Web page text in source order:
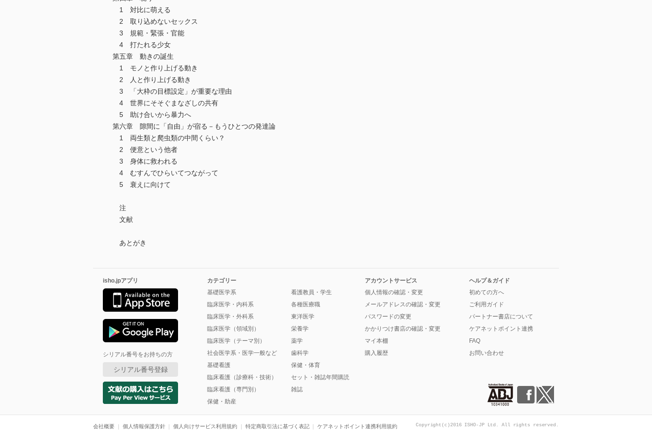
1 対比に萌える
2 取り込めないセックス
3 規範・緊張・官能
4 打たれる少女
第五章 動きの誕生
1 モノと作り上げる動き
2 人と作り上げる動き
3 「大枠の目標設定」が重要な理由
4 世界にそそぐまなざしの共有
5 助け合いから暴力へ
第六章 隙間に「自由」が宿る－もうひとつの発達論
1 両生類と爬虫類の中間くらい？
2 便意という他者
3 身体に救われる
4 むすんでひらいてつながって
5 衰えに向けて
注
文献
あとがき
isho.jpアプリ
シリアル番号をお持ちの方
シリアル番号登録
カテゴリー
基礎医学系
臨床医学・内科系
臨床医学・外科系
臨床医学（領域別）
臨床医学（テーマ別）
社会医学系・医学一般など
基礎看護
臨床看護（診療科・技術）
臨床看護（専門別）
保健・助産
看護教員・学生
各種医療職
東洋医学
栄養学
薬学
歯科学
保健・体育
セット・雑誌年間購読
雑誌
アカウントサービス
個人情報の確認・変更
メールアドレスの確認・変更
パスワードの変更
かかりつけ書店の確認・変更
マイ本棚
購入履歴
ヘルプ＆ガイド
初めての方へ
ご利用ガイド
パートナー書店について
ケアネットポイント連携
FAQ
お問い合わせ
会社概要 個人情報保護方針 個人向けサービス利用規約 特定商取引法に基づく表記 ケアネットポイント連携利用規約 Copyright(c)2016 ISHO-JP Ltd. All rights reserved.